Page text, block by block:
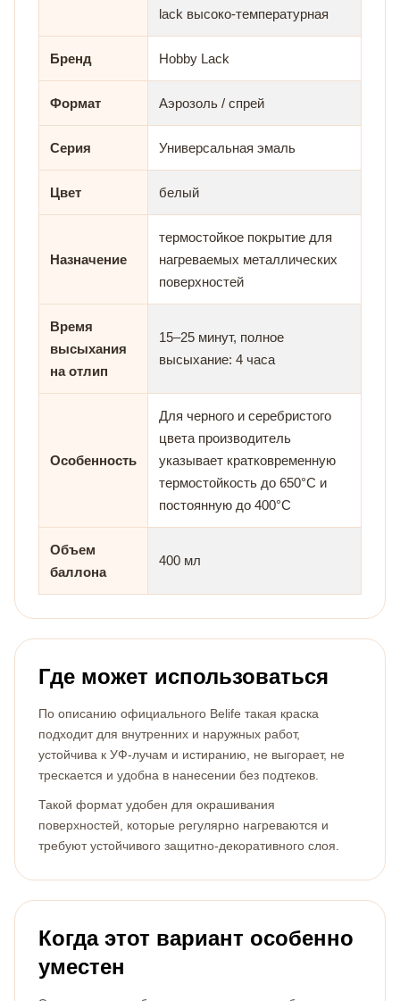
lack высоко-температурная
Бренд Hobby Lack
Формат Аэрозоль / спрей
Серия Универсальная эмаль
Цвет белый
Назначение
термостойкое покрытие для
нагреваемых металлических
поверхностей
Время
высыхания
на отлип
15–25 минут, полное
высыхание: 4 часа
Особенность
Для черного и серебристого
цвета производитель
указывает кратковременную
термостойкость до 650°C и
постоянную до 400°C
Объем
баллона
400 мл
Где может использоваться
По описанию официального Belife такая краска
подходит для внутренних и наружных работ,
устойчива к УФ-лучам и истиранию, не выгорает, не
трескается и удобна в нанесении без подтеков.
Такой формат удобен для окрашивания
поверхностей, которые регулярно нагреваются и
требуют устойчивого защитно-декоративного слоя.
Когда этот вариант особенно
уместен